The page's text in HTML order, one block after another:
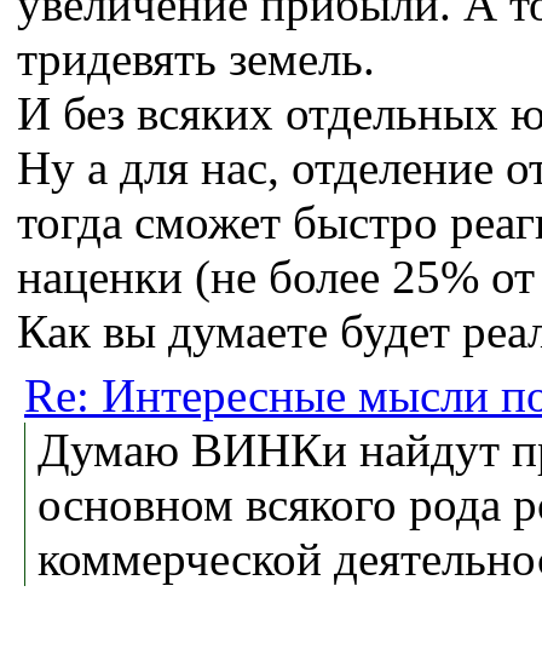
тридевять земель.
И без всяких отдельных
Ну а для нас, отделение
тогда сможет быстро
наценки (не более 25%
Как вы думаете будет
Re: Интересные мысли
Думаю ВИНКи найдут
основном всякого рода
коммерческой